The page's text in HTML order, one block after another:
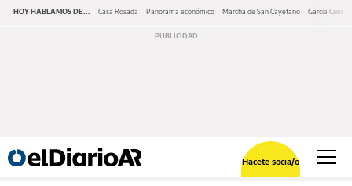
HOY HABLAMOS DE... Casa Rosada Panorama económico Marcha de San Cayetano García Cuerva
Hacete socia/o